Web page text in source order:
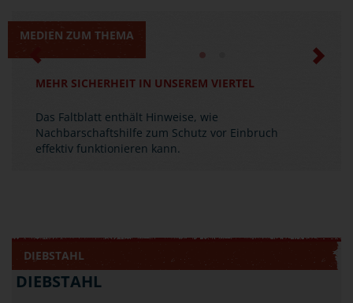
MEDIEN ZUM THEMA
MEHR SICHERHEIT IN UNSEREM VIERTEL
Das Faltblatt enthält Hinweise, wie
Nachbarschaftshilfe zum Schutz vor Einbruch
effektiv funktionieren kann.
SICHER WOHNEN
Die Broschüre informiert über verhaltensbezogene
und sicherungstechnische Möglichkeiten des
Einbruchschutzes.
Previous Next
DIEBSTAHL
DIEBSTAHL